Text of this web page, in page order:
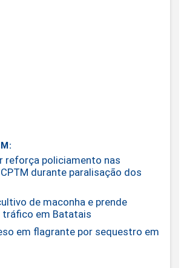
reforça policiamento nas
durante paralisação dos
de maconha e prende
tráfico em Batatais
em flagrante por sequestro em